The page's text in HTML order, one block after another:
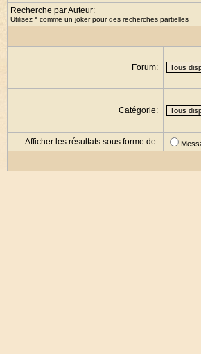
Recherche par Auteur:
Utilisez * comme un joker pour des recherches partielles
Forum:
Catégorie:
Afficher les résultats sous forme de: